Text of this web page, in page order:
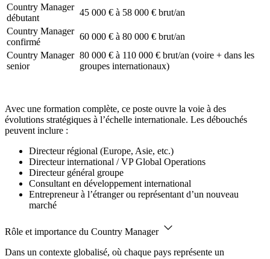
Country Manager
débutant
45 000 € à 58 000 € brut/an
Country Manager
confirmé
60 000 € à 80 000 € brut/an
Country Manager
senior
80 000 € à 110 000 € brut/an (voire + dans les
groupes internationaux)
Avec une formation complète, ce poste ouvre la voie à des
évolutions stratégiques à l’échelle internationale. Les débouchés
peuvent inclure :
Directeur régional (Europe, Asie, etc.)
Directeur international / VP Global Operations
Directeur général groupe
Consultant en développement international
Entrepreneur à l’étranger ou représentant d’un nouveau
marché
Rôle et importance du Country Manager
Dans un contexte globalisé, où chaque pays représente un